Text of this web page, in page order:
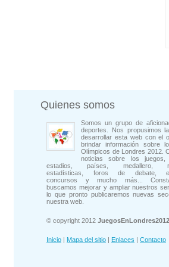
Quienes somos
Somos un grupo de
deportes. Nos propusimos
desarrollar esta web con el
brindar información sobre
Olímpicos de Londres 2012.
noticias sobre los juegos,
estadios, países, medallero,
estadísticas, foros de debate,
concursos y mucho más...
buscamos mejorar y ampliar nuestros
lo que pronto publicaremos nuevas
nuestra web.
© copyright 2012
Inicio | Mapa del sitio | Enlaces | Contacto